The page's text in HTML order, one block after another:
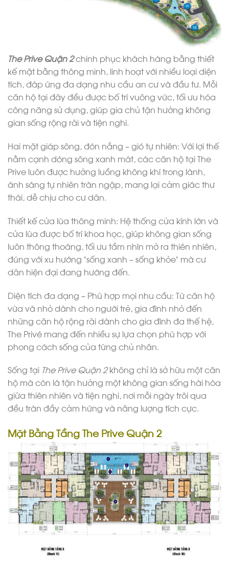
The Prive Quận 2chinh phục khách hàng bằng thiết
kế mặt bằng thông minh, linh hoạt với nhiều loại diện
tích, đáp ứng đa dạng nhu cầu an cư và đầu tư. Mỗi
căn hộ tại đây đều được bố trí vuông vức, tối ưu hóa
công năng sử dụng, giúp gia chủ tận hưởng không
gian sống rộng rãi và tiện nghi.
Hai mặt giáp sông, đón nắng – gió tự nhiên: Với lợi thế
nằm cạnh dòng sông xanh mát, các căn hộ tại The
Prive luôn được hưởng luồng không khí trong lành,
ánh sáng tự nhiên tràn ngập, mang lại cảm giác thư
thái, dễ chịu cho cư dân.
Thiết kế cửa lùa thông minh: Hệ thống cửa kính lớn và
cửa lùa được bố trí khoa học, giúp không gian sống
luôn thông thoáng, tối ưu tầm nhìn mở ra thiên nhiên,
đúng với xu hướng “sống xanh – sống khỏe” mà cư
dân hiện đại đang hướng đến.
Diện tích đa dạng – Phù hợp mọi nhu cầu: Từ căn hộ
vừa và nhỏ dành cho người trẻ, gia đình nhỏ đến
những căn hộ rộng rãi dành cho gia đình đa thế hệ,
The Privé mang đến nhiều sự lựa chọn phù hợp với
phong cách sống của từng chủ nhân.
Sống tại The Prive Quận 2không chỉ là sở hữu một căn
hộ mà còn là tận hưởng một không gian sống hài hòa
giữa thiên nhiên và tiện nghi, nơi mỗi ngày trôi qua
đều tràn đầy cảm hứng và năng lượng tích cực.
Mặt Bằng Tầng The Prive Quận 2